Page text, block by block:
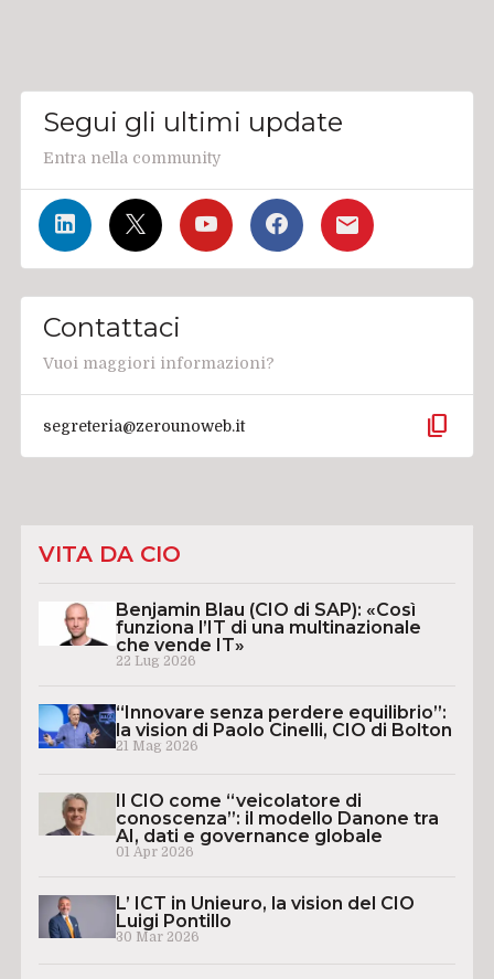
Segui gli ultimi update
Entra nella community
Contattaci
Vuoi maggiori informazioni?
segreteria@zerounoweb.it content_copy
VITA DA CIO
Benjamin Blau (CIO di SAP): «Così
funziona l’IT di una multinazionale
che vende IT»
22 Lug 2026
“Innovare senza perdere equilibrio”:
la vision di Paolo Cinelli, CIO di Bolton
21 Mag 2026
Il CIO come “veicolatore di
conoscenza”: il modello Danone tra
AI, dati e governance globale
01 Apr 2026
L’ ICT in Unieuro, la vision del CIO
Luigi Pontillo
30 Mar 2026